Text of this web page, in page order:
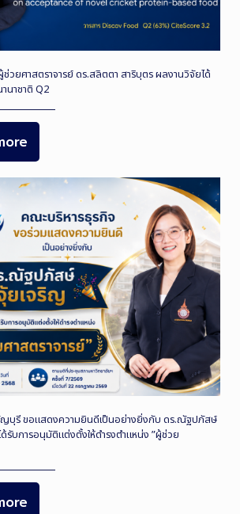
ยศาสตราจารย์ ดร.สลิตตา สาริบุตร ผลงานวิจัยได้
นาชาติ Q2
ญบุรี ขอแสดงความยินดีเป็นอย่างยิ่งกับ ดร.ณัฐปภัสษ์
ด้รับการอนุมัติแต่งตั้งให้ดำรงตำแหน่ง ”ผู้ช่วย